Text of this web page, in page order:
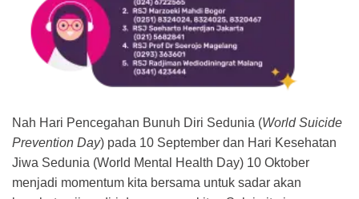
Nah Hari Pencegahan Bunuh Diri Sedunia (World Suicide
Prevention Day) pada 10 September dan Hari Kesehatan
Jiwa Sedunia (World Mental Health Day) 10 Oktober
menjadi momentum kita bersama untuk sadar akan